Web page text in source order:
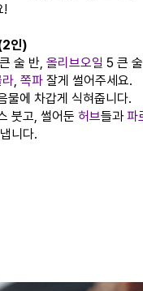
!
인)
술 반, 올리브오일 5 큰
, 쪽파 잘게 썰어주세요.
물에 차갑게 식혀줍니다.
붓고, 썰어둔 허브들과파
니다.